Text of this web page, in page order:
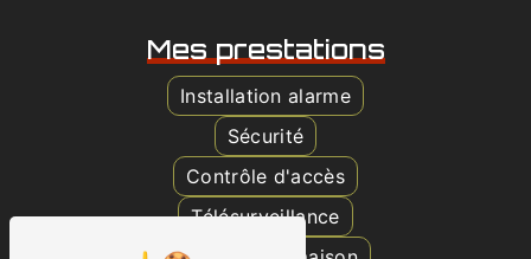
Mes prestations
Installation alarme
Sécurité
Contrôle d'accès
Télésurveillance